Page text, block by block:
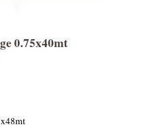
0.75x40mt